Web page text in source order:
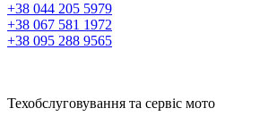
+38 044 205 5979
+38 067 581 1972
+38 095 288 9565
Техобслуговування та сервіс мото